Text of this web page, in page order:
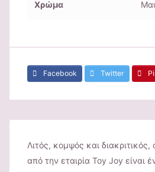
Χρώμα
Facebook Twitter
Λιτός, κομψός και
από την εταιρία Toy Joy είναι